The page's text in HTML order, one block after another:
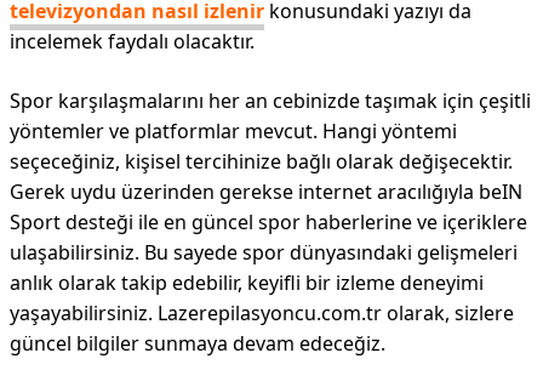
televizyondan nasıl izlenir konusundaki yazıyı da
incelemek faydalı olacaktır.
Spor karşılaşmalarını her an cebinizde taşımak için çeşitli
yöntemler ve platformlar mevcut. Hangi yöntemi
seçeceğiniz, kişisel tercihinize bağlı olarak değişecektir.
Gerek uydu üzerinden gerekse internet aracılığıyla beIN
Sport desteği ile en güncel spor haberlerine ve içeriklere
ulaşabilirsiniz. Bu sayede spor dünyasındaki gelişmeleri
anlık olarak takip edebilir, keyifli bir izleme deneyimi
yaşayabilirsiniz. Lazerepilasyoncu.com.tr olarak, sizlere
güncel bilgiler sunmaya devam edeceğiz.